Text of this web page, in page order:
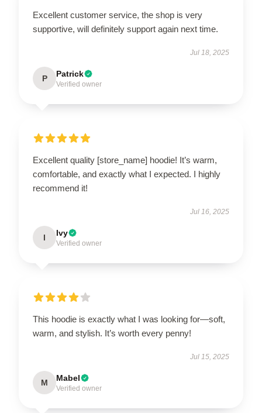
Excellent customer service, the shop is very
supportive, will definitely support again next time.
Jul 18, 2025
P Patrick
Verified owner
Excellent quality [store_name] hoodie! It’s warm,
comfortable, and exactly what I expected. I highly
recommend it!
Jul 16, 2025
I Ivy
Verified owner
This hoodie is exactly what I was looking for—soft,
warm, and stylish. It’s worth every penny!
Jul 15, 2025
M Mabel
Verified owner